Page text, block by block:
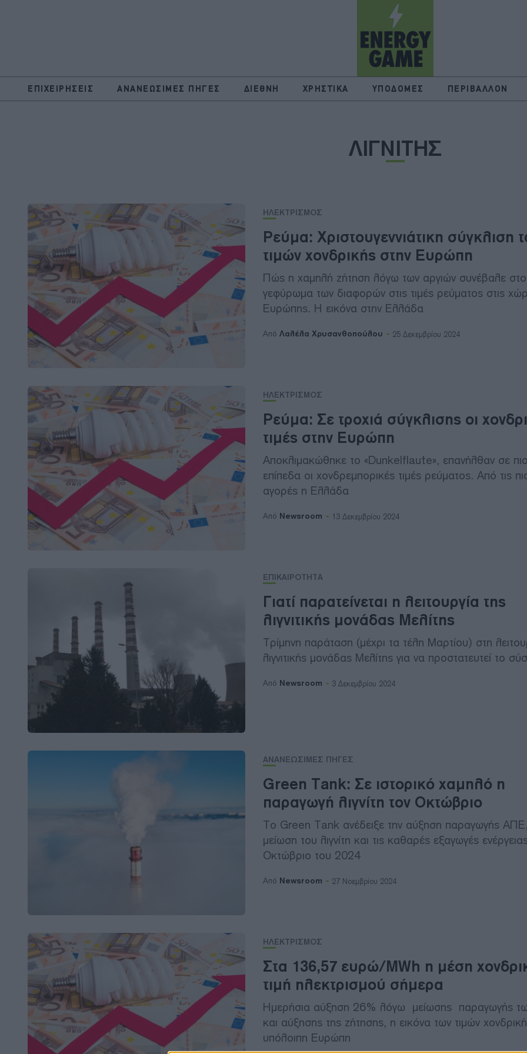
ΕΠΙΧΕΙΡΗΣΕΙΣ ΑΝΑΝΕΩΣΙΜΕΣ ΠΗΓΕΣ ΔΙΕΘΝΗ ΧΡΗΣΤΙΚΑ ΥΠΟΔΟΜΕΣ ΠΕΡΙΒΑΛΛΟΝ
ΛΙΓΝΙΤΗΣ
ΗΛΕΚΤΡΙΣΜΟΣ
Ρεύμα: Χριστουγεννιάτικη σύγκλιση
τιμών χονδρικής στην Ευρώπη
Πώς η χαμηλή ζήτηση λόγω των αργιών συνέβαλε στο
γεφύρωμα των διαφορών στις τιμές ρεύματος στις
Ευρώπης. Η εικόνα στην Ελλάδα
Από Λαλέλα Χρυσανθοπούλου 25 Δεκεμβρίου 2024
ΗΛΕΚΤΡΙΣΜΟΣ
Ρεύμα: Σε τροχιά σύγκλισης οι
τιμές στην Ευρώπη
Αποκλιμακώθηκε το «Dunkelflaute», επανήλθαν σε
επίπεδα οι χονδρεμπορικές τιμές ρεύματος. Από τις
αγορές η Ελλάδα
Από Newsroom 13 Δεκεμβρίου 2024
ΕΠΙΚΑΙΡΟΤΗΤΑ
Γιατί παρατείνεται η λειτουργία της
λιγνιτικής μονάδας Μελίτης
Τρίμηνη παράταση (μέχρι τα τέλη Μαρτίου) στη
λιγνιτικής μονάδας Μελίτης για να προστατευτεί το
Από Newsroom 3 Δεκεμβρίου 2024
ΑΝΑΝΕΩΣΙΜΕΣ ΠΗΓΕΣ
Green Tank: Σε ιστορικό χαμηλό η
παραγωγή λιγνίτη τον Οκτώβριο
Το Green Tank ανέδειξε την αύξηση παραγωγής
μείωση του λιγνίτη και τις καθαρές εξαγωγές
Οκτώβριο του 2024
Από Newsroom 27 Νοεμβρίου 2024
ΗΛΕΚΤΡΙΣΜΟΣ
Στα 136,57 ευρώ/MWh η μέση
τιμή ηλεκτρισμού σήμερα
Ημερήσια αύξηση 26% λόγω μείωσης παραγωγής
και αύξησης της ζήτησης, η εικόνα των τιμών
υπόλοιπη Ευρώπη